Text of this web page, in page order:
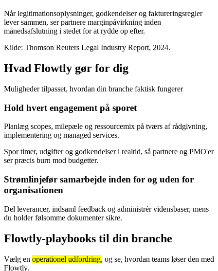
Når legitimationsoplysninger, godkendelser og faktureringsregler
lever sammen, ser partnere marginpåvirkning inden
månedsafslutning i stedet for at rydde op efter.
Kilde: Thomson Reuters Legal Industry Report, 2024.
Hvad Flowtly gør for dig
Muligheder tilpasset, hvordan din branche faktisk fungerer
Hold hvert engagement på sporet
Planlæg scopes, milepæle og ressourcemix på tværs af rådgivning,
implementering og managed services.
Spor timer, udgifter og godkendelser i realtid, så partnere og PMO'er
ser præcis burn mod budgetter.
Strømlinjefør samarbejde inden for og uden for
organisationen
Del leverancer, indsaml feedback og administrér vidensbaser, mens
du holder følsomme dokumenter sikre.
Flowtly-playbooks til din branche
Vælg en operationel udfordring, og se, hvordan teams løser den med
Flowtly.